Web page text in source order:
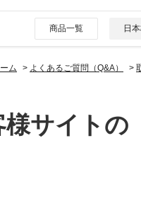
商品一覧 日
ム > よくあるご質問（Q&A） >
様サイトの